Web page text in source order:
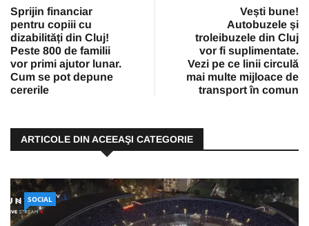
Sprijin financiar
pentru copiii cu
dizabilități din Cluj!
Peste 800 de familii
vor primi ajutor lunar.
Cum se pot depune
cererile
Vești bune!
Autobuzele și
troleibuzele din Cluj
vor fi suplimentate.
Vezi pe ce linii circulă
mai multe mijloace de
transport în comun
ARTICOLE DIN ACEEAŞI CATEGORIE
SOCIAL